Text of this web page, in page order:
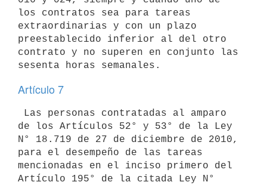
los contratos sea para tareas
extraordinarias y con un plazo
preestablecido inferior al del otro
contrato y no superen en conjunto las
Artículo 7
de los Artículos 52° y 53° de la Ley
N° 18.719 de 27 de diciembre de 2010,
para el desempeño de las tareas
mencionadas en el inciso primero del
Artículo 195° de la citada Ley N°